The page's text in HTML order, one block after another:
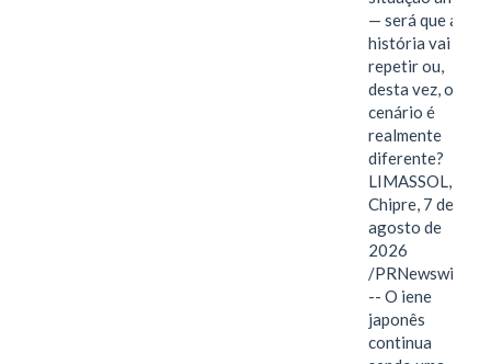
— será que a
história vai se
repetir ou,
desta vez, o
cenário é
realmente
diferente?
LIMASSOL,
Chipre, 7 de
agosto de
2026
/PRNewswire/
-- O iene
japonês
continua